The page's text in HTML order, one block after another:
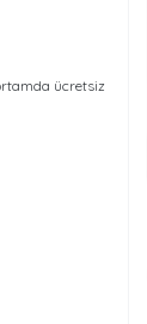
ücretsiz